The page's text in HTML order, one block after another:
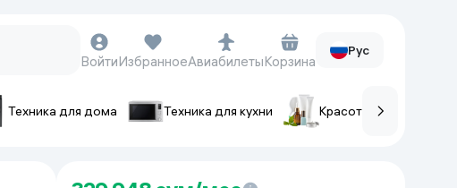
ВойтиИзбранноеАвиабилетыКорзина
Рус
Техника для дома Техника для кухни Красота и уход